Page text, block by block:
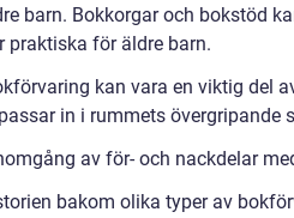
barn. Bokkorgar och bokstöd
praktiska för äldre barn.
kan vara en viktig del
in i rummets övergripande
av för- och nackdelar
bakom olika typer av